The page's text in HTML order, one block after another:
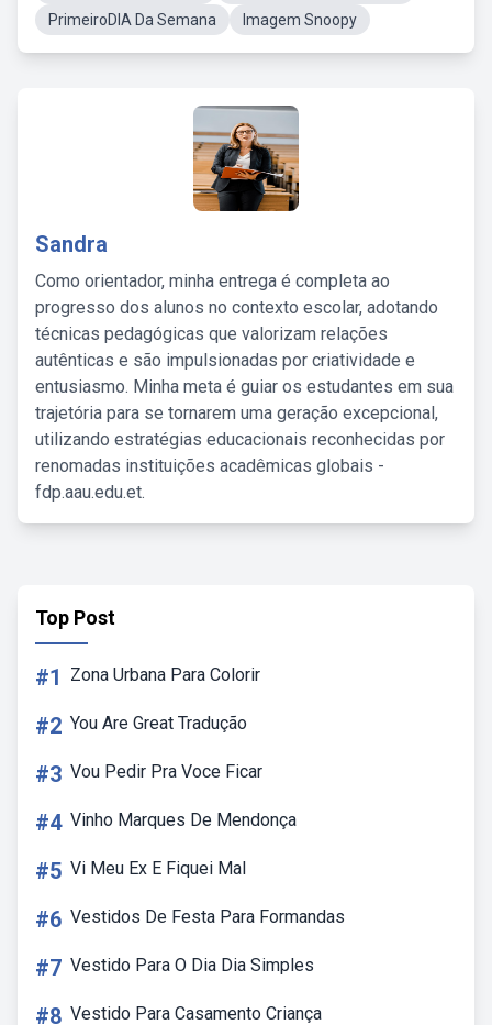
PrimeiroDIA Da Semana
Imagem Snoopy
Sandra
Como orientador, minha entrega é completa ao
progresso dos alunos no contexto escolar, adotando
técnicas pedagógicas que valorizam relações
autênticas e são impulsionadas por criatividade e
entusiasmo. Minha meta é guiar os estudantes em sua
trajetória para se tornarem uma geração excepcional,
utilizando estratégias educacionais reconhecidas por
renomadas instituições acadêmicas globais -
fdp.aau.edu.et.
Top Post
#1 Zona Urbana Para Colorir
#2 You Are Great Tradução
#3 Vou Pedir Pra Voce Ficar
#4 Vinho Marques De Mendonça
#5 Vi Meu Ex E Fiquei Mal
#6 Vestidos De Festa Para Formandas
#7 Vestido Para O Dia Dia Simples
#8 Vestido Para Casamento Criança